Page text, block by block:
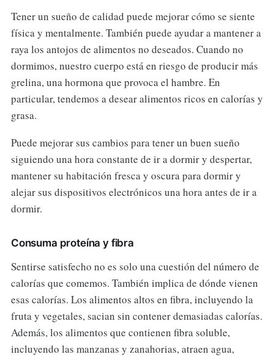
Tener un sueño de calidad puede mejorar cómo se siente
física y mentalmente. También puede ayudar a mantener a
raya los antojos de alimentos no deseados. Cuando no
dormimos, nuestro cuerpo está en riesgo de producir más
grelina, una hormona que provoca el hambre. En
particular, tendemos a desear alimentos ricos en calorías y
grasa.
Puede mejorar sus cambios para tener un buen sueño
siguiendo una hora constante de ir a dormir y despertar,
mantener su habitación fresca y oscura para dormir y
alejar sus dispositivos electrónicos una hora antes de ir a
dormir.
Consuma proteína y fibra
Sentirse satisfecho no es solo una cuestión del número de
calorías que comemos. También implica de dónde vienen
esas calorías. Los alimentos altos en fibra, incluyendo la
fruta y vegetales, sacian sin contener demasiadas calorías.
Además, los alimentos que contienen fibra soluble,
incluyendo las manzanas y zanahorias, atraen agua,